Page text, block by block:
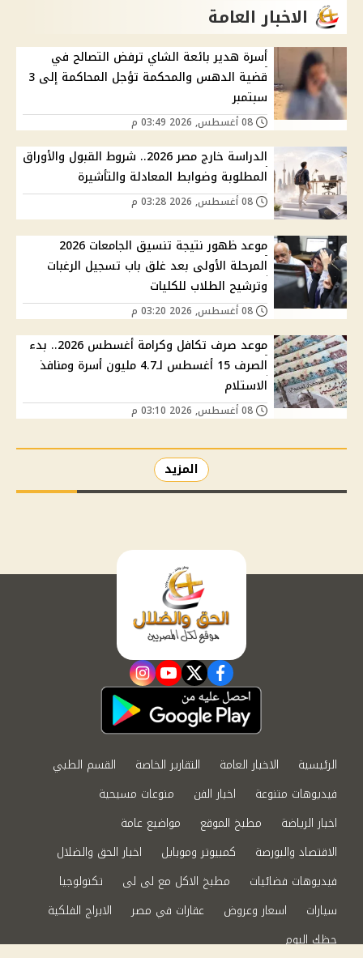
الاخبار العامة
أسرة هدير بائعة الشاي ترفض التصالح في
قضية الدهس والمحكمة تؤجل المحاكمة إلى 3
سبتمبر
الدراسة خارج مصر 2026.. شروط القبول والأوراق
المطلوبة وضوابط المعادلة والتأشيرة
موعد ظهور نتيجة تنسيق الجامعات 2026
المرحلة الأولى بعد غلق باب تسجيل الرغبات
وترشيح الطلاب للكليات
موعد صرف تكافل وكرامة أغسطس 2026.. بدء
الصرف 15 أغسطس لـ4.7 مليون أسرة ومنافذ
الاستلام
المزيد
facebook
twitter
youtube
instagram
الرئيسية الاخبار العامة التقارير الخاصة
القسم الطبي
فيديوهات متنوعة
اخبار الفن
منوعات مسيحية
اخبار الرياضة
مطبخ الموقع
مواضيع عامة
الاقتصاد والبورصة
كمبيوتر وموبايل
اخبار الحق والضلال
فيديوهات فضائيات
مطبخ الاكل مع لى لى
تكنولوجيا
سيارات
اسعار وعروض عقارات في مصر
الابراج الفلكية
حظك اليوم